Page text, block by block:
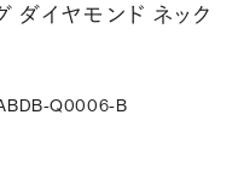
ダイヤモンド ネック
Q0006-B